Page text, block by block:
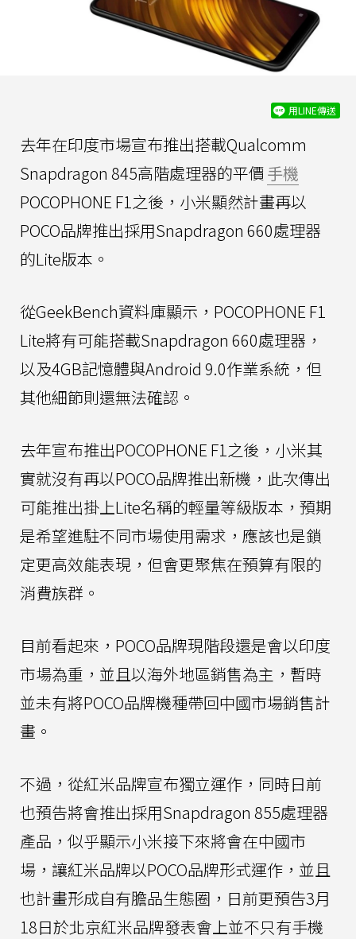
用LINE傳送
去年在印度市場宣布推出搭載Qualcomm
Snapdragon 845高階處理器的平價手機
POCOPHONE F1之後，小米顯然計畫再以
POCO品牌推出採用Snapdragon 660處理器
的Lite版本。
從GeekBench資料庫顯示，POCOPHONE F1
Lite將有可能搭載Snapdragon 660處理器，
以及4GB記憶體與Android 9.0作業系統，但
其他細節則還無法確認。
去年宣布推出POCOPHONE F1之後，小米其
實就沒有再以POCO品牌推出新機，此次傳出
可能推出掛上Lite名稱的輕量等級版本，預期
是希望進駐不同市場使用需求，應該也是鎖
定更高效能表現，但會更聚焦在預算有限的
消費族群。
目前看起來，POCO品牌現階段還是會以印度
市場為重，並且以海外地區銷售為主，暫時
並未有將POCO品牌機種帶回中國市場銷售計
畫。
不過，從紅米品牌宣布獨立運作，同時日前
也預告將會推出採用Snapdragon 855處理器
產品，似乎顯示小米接下來將會在中國市
場，讓紅米品牌以POCO品牌形式運作，並且
也計畫形成自有膽品生態圈，日前更預告3月
18日於北京紅米品牌發表會上並不只有手機